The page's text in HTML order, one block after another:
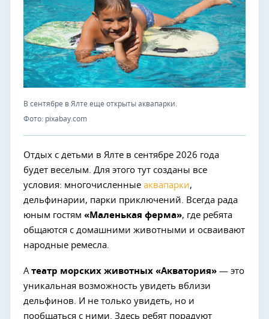
В сентябре в Ялте еще открыты аквапарки.
Фото: pixabay.com
Отдых с детьми в Ялте в сентябре 2026 года
будет веселым. Для этого тут созданы все
условия: многочисленные аквапарки,
дельфинарии, парки приключений. Всегда рада
юным гостям «Маленькая ферма», где ребята
общаются с домашними животными и осваивают
народные ремесла.
А театр морских животных «Акватория» — это
уникальная возможность увидеть вблизи
дельфинов. И не только увидеть, но и
пообщаться с ними. Здесь ребят порадуют